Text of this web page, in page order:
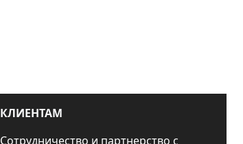
КЛИЕНТАМ
Сотрудничество и партнерство с